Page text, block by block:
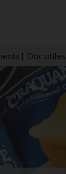
Doc utiles
sur nous
larmes